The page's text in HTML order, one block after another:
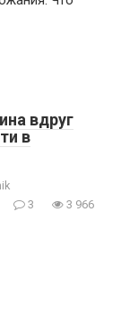
вдруг
в
3
3 966